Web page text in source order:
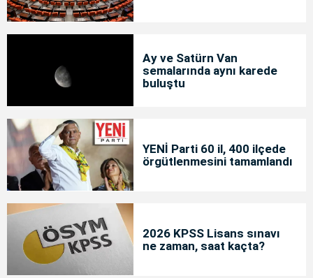
Ay ve Satürn Van
semalarında aynı karede
buluştu
YENİ Parti 60 il, 400 ilçede
örgütlenmesini tamamlandı
2026 KPSS Lisans sınavı
ne zaman, saat kaçta?